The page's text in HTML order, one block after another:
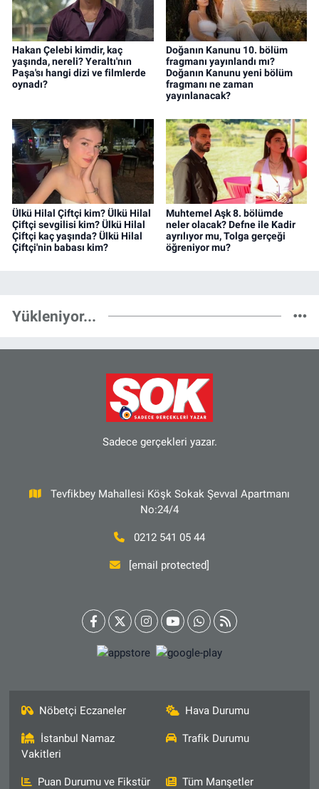
Hakan Çelebi kimdir, kaç
yaşında, nereli? Yeraltı'nın
Paşa'sı hangi dizi ve filmlerde
oynadı?
Doğanın Kanunu 10. bölüm
fragmanı yayınlandı mı?
Doğanın Kanunu yeni bölüm
fragmanı ne zaman
yayınlanacak?
Ülkü Hilal Çiftçi kim? Ülkü Hilal
Çiftçi sevgilisi kim? Ülkü Hilal
Çiftçi kaç yaşında? Ülkü Hilal
Çiftçi'nin babası kim?
Muhtemel Aşk 8. bölümde
neler olacak? Defne ile Kadir
ayrılıyor mu, Tolga gerçeği
öğreniyor mu?
Yükleniyor...
Sadece gerçekleri yazar.
Tevfikbey Mahallesi Köşk Sokak Şevval Apartmanı
No:24/4
0212 541 05 44
[email protected]
Nöbetçi Eczaneler Hava Durumu
İstanbul Namaz
Vakitleri
Trafik Durumu
Puan Durumu ve Fikstür Tüm Manşetler